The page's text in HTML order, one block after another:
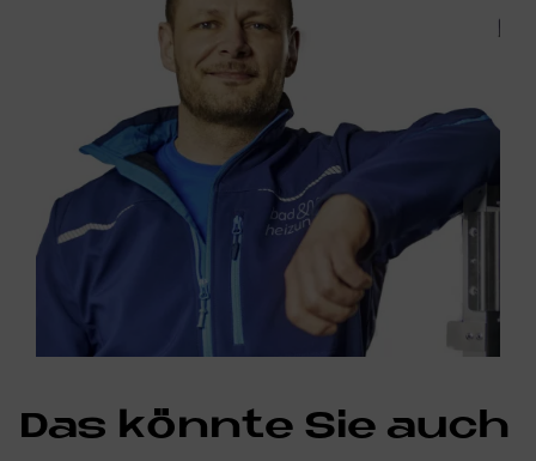
Das könnte Sie auch